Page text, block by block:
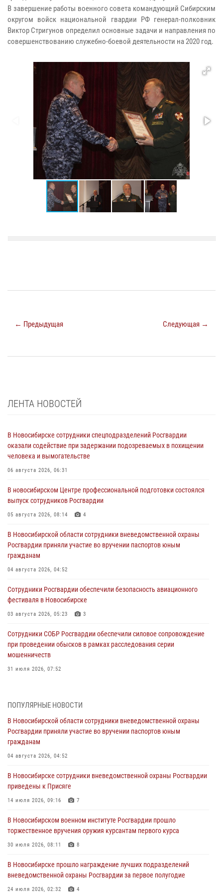
В завершение работы военного совета командующий Сибирским
округом войск национальной гвардии РФ генерал-полковник
Виктор Стригунов определил основные задачи и направления по
совершенствованию служебно-боевой деятельности на 2020 год.
← Предыдущая Следующая →
ЛЕНТА НОВОСТЕЙ
В Новосибирске сотрудники спецподразделений Росгвардии
оказали содействие при задержании подозреваемых в похищении
человека и вымогательстве
06 августа 2026, 06:31
В новосибирском Центре профессиональной подготовки состоялся
выпуск сотрудников Росгвардии
05 августа 2026, 08:14 4
В Новосибирской области сотрудники вневедомственной охраны
Росгвардии приняли участие во вручении паспортов юным
гражданам
04 августа 2026, 04:52
Сотрудники Росгвардии обеспечили безопасность авиационного
фестиваля в Новосибирске
03 августа 2026, 05:23 3
Сотрудники СОБР Росгвардии обеспечили силовое сопровождение
при проведении обысков в рамках расследования серии
мошенничеств
31 июля 2026, 07:52
При силовой поддержке бойцов ОМОН и СОБР Росгвардии
пресечена деятельность группы лиц, причастных к мошенничеству
в сфере страхования
В Новосибирске сотрудниками вневедомственной охраны
Росгвардии задержан гражданин, находящийся в розыске
В Новосибирске военнослужащие отряда спецназа «Ермак»
Росгвардии провели занятия по беспарашютному десантированию
В Новосибирске военнослужащие Росгвардии почтили память детей
– жертв войны в Донбассе
ПОПУЛЯРНЫЕ НОВОСТИ
В Новосибирской области сотрудники вневедомственной охраны
Росгвардии приняли участие во вручении паспортов юным
гражданам
04 августа 2026, 04:52
В Новосибирске сотрудники вневедомственной охраны Росгвардии
приведены к Присяге
14 июля 2026, 09:16 7
В Новосибирском военном институте Росгвардии прошло
торжественное вручения оружия курсантам первого курса
30 июля 2026, 08:11 8
В Новосибирске прошло награждение лучших подразделений
вневедомственной охраны Росгвардии за первое полугодие
24 июля 2026, 02:32 4